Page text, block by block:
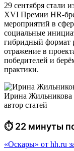
29 сентября стали
XVI Премии HR-
мероприятий в
социальные
гибридный формат
отражение в
победителей и
практики.
Ирина Жильникова
автор статей
⏱ 22 минуты
«Оскары» от hh.ru